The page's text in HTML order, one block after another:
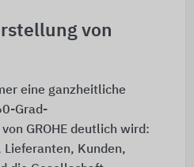
von
eine ganzheitliche
Grad-
GROHE deutlich wird:
Lieferanten, Kunden,